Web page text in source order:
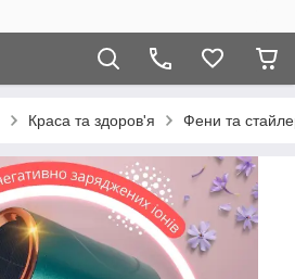
Краса та здоров'я Фени та